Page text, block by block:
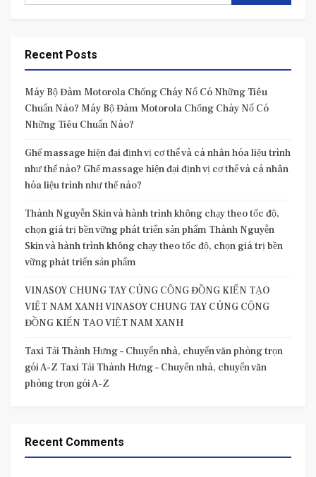
Recent Posts
Máy Bộ Đàm Motorola Chống Cháy Nổ Có Những Tiêu
Chuẩn Nào? Máy Bộ Đàm Motorola Chống Cháy Nổ Có
Những Tiêu Chuẩn Nào?
Ghế massage hiện đại định vị cơ thể và cá nhân hóa liệu trình
như thế nào? Ghế massage hiện đại định vị cơ thể và cá nhân
hóa liệu trình như thế nào?
Thành Nguyễn Skin và hành trình không chạy theo tốc độ,
chọn giá trị bền vững phát triển sản phẩm Thành Nguyễn
Skin và hành trình không chạy theo tốc độ, chọn giá trị bền
vững phát triển sản phẩm
VINASOY CHUNG TAY CÙNG CỘNG ĐỒNG KIẾN TẠO
VIỆT NAM XANH VINASOY CHUNG TAY CÙNG CỘNG
ĐỒNG KIẾN TẠO VIỆT NAM XANH
Taxi Tải Thành Hưng – Chuyển nhà, chuyển văn phòng trọn
gói A-Z Taxi Tải Thành Hưng – Chuyển nhà, chuyển văn
phòng trọn gói A-Z
Recent Comments